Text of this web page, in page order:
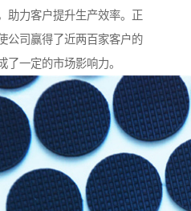
助力客户提升生产效率。正
公司赢得了近两百家客户的
了一定的市场影响力。